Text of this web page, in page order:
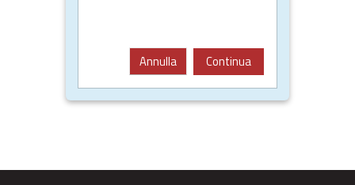
Annulla Continua